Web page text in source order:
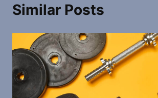
Similar Posts